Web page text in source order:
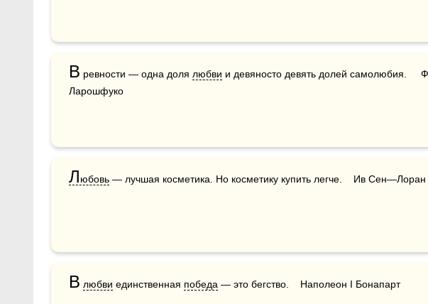
В ревности — одна доля любви и девяносто девять долей самолюбия.
Ларошфуко
Любовь — лучшая косметика. Но косметику купить легче.    Ив Сен—Лоран
В любви единственная победа — это бегство.    Наполеон I Бонапарт